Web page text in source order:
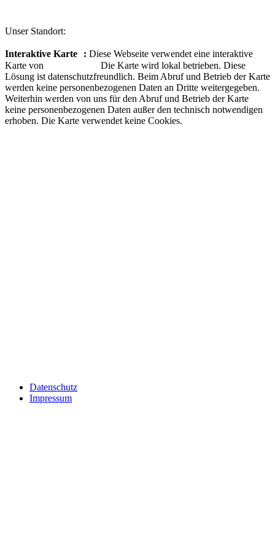
Unser Standort:
Interaktive Karte : Diese Webseite verwendet eine interaktive
Karte von
Die Karte wird lokal betrieben. Diese
Lösung ist datenschutzfreundlich. Beim Abruf und Betrieb der Karte
werden keine personenbezogenen Daten an Dritte weitergegeben.
Weiterhin werden von uns für den Abruf und Betrieb der Karte
keine personenbezogenen Daten außer den technisch notwendigen
erhoben. Die Karte verwendet keine Cookies.
Datenschutz
Impressum